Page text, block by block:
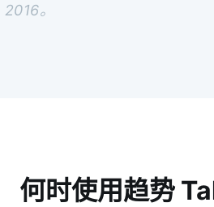
。
何时使用趋势